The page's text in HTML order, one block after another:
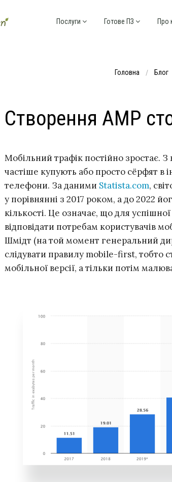
Послуги Готове ПЗ Про
Головна Блог
Створення AMP
Мобільний трафік постійно зростає.
частіше купують або просто сёрфят в
телефони. За даними Statista.com,
у порівнянні з 2017 роком, а до 2022
кількості. Це означає, що для
відповідати потребам користувачів
Шмідт (на той момент генеральний
слідувати правилу mobile-first, тобто
мобільної версії, а тільки потім